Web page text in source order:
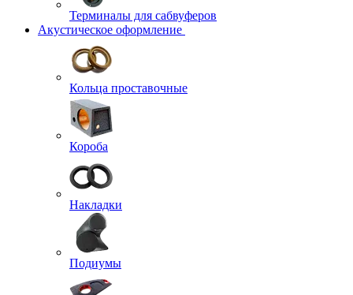
Терминалы для сабвуферов
Акустическое оформление
Кольца проставочные
Короба
Накладки
Подиумы